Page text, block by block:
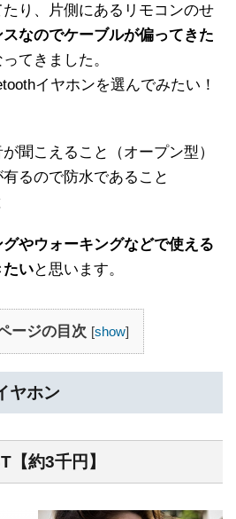
たり、片側にあるリモコンのせ
なのでケーブルが偏ってきた
てきました。
イヤホンを選んでみたい！
聞こえること（オープン型）
るので防水であること
やウォーキングなどで使える
たいと思います。
ージの目次 [show]
ヤホン
約3千円】